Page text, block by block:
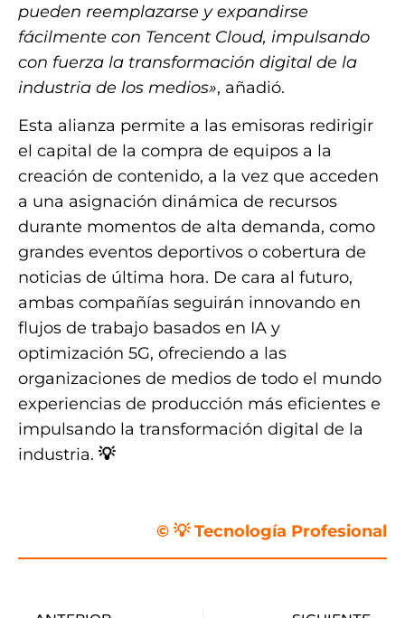
pueden reemplazarse y expandirse
fácilmente con Tencent Cloud, impulsando
con fuerza la transformación digital de la
industria de los medios», añadió.
Esta alianza permite a las emisoras redirigir
el capital de la compra de equipos a la
creación de contenido, a la vez que acceden
a una asignación dinámica de recursos
durante momentos de alta demanda, como
grandes eventos deportivos o cobertura de
noticias de última hora. De cara al futuro,
ambas compañías seguirán innovando en
flujos de trabajo basados ​​en IA y
optimización 5G, ofreciendo a las
organizaciones de medios de todo el mundo
experiencias de producción más eficientes e
impulsando la transformación digital de la
industria. 💡
© 💡 Tecnología Profesional